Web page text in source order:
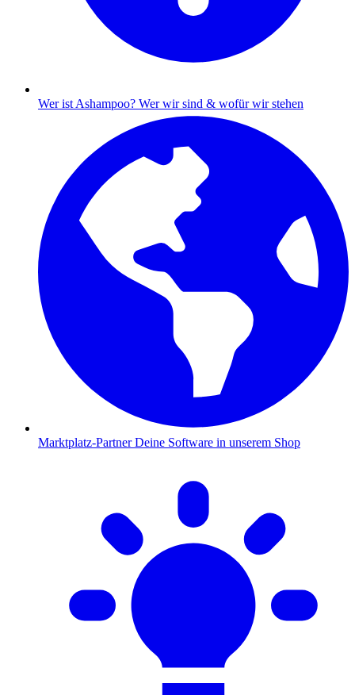
Wer ist Ashampoo? Wer wir sind & wofür wir stehen
Marktplatz-Partner Deine Software in unserem Shop